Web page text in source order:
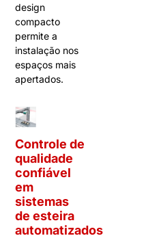
design
compacto
permite a
instalação nos
espaços mais
apertados.
Controle de
qualidade
confiável
em
sistemas
de esteira
automatizados